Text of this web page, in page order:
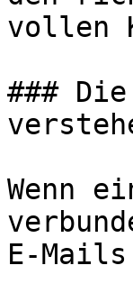
vollen
###
Wenn
E-